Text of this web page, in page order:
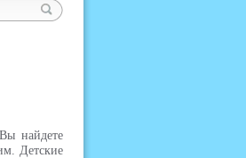
найдете
Детские